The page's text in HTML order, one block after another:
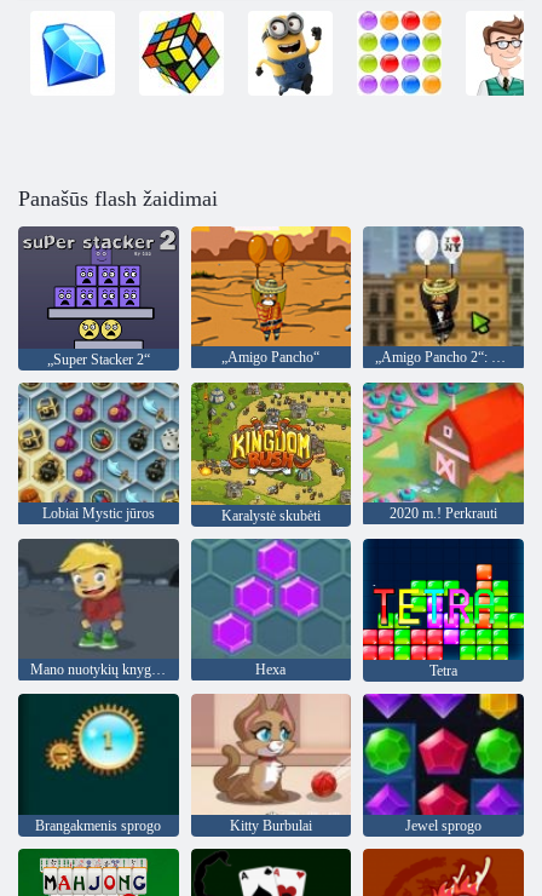
Panašūs flash žaidimai
„Super Stacker 2“ „Amigo Pancho“ „Amigo Pancho 2“: Niujorko vakarėlis
Lobiai Mystic jūros Karalystė skubėti 2020 m.! Perkrauti
Mano nuotykių knyga 2 Hexa Tetra
Brangakmenis sprogo Kitty Burbulai Jewel sprogo